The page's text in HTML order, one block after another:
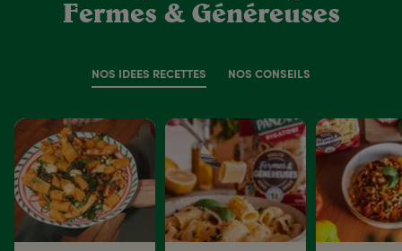
Fermes & Généreuses
NOS IDÉES RECETTES NOS CONSEILS